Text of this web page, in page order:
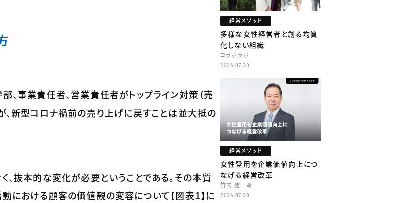
事業責任者、営業責任者がトップライン対策（売
、新型コロナ禍前の売り上げに戻すことは並大抵の
抜本的な変化が必要ということである。その本質
における顧客の価値観の変容について【図表1】に
経営メソッド
多様な女性経営者と創る均質
化しない組織
コラボラボ
2026.07.30
経営メソッド
女性登用を企業価値向上につ
なげる経営改革
竹内 建一郎
2026.07.30